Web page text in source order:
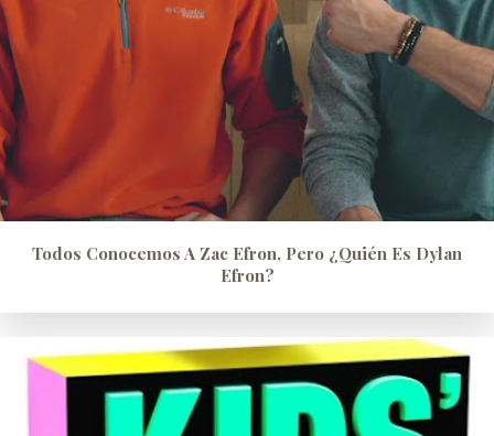
Todos Conocemos A Zac Efron, Pero ¿quién Es Dylan
Efron?